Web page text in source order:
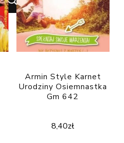
Armin Style Karnet
Urodziny Osiemnastka
Gm 642
8,40zł